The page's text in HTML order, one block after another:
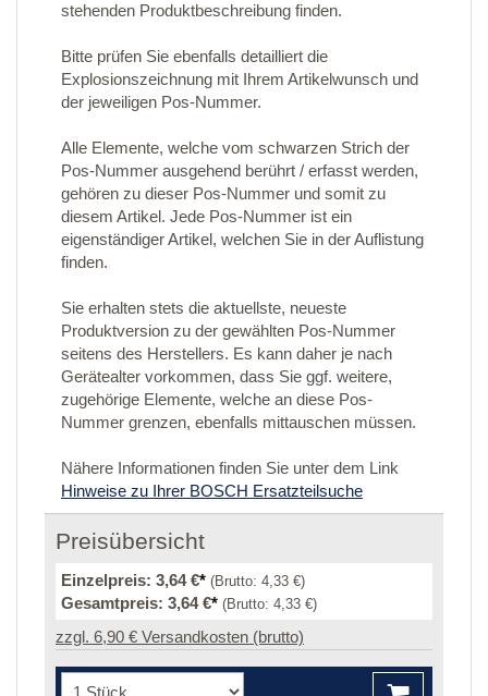
stehenden Produktbeschreibung finden.
Bitte prüfen Sie ebenfalls detailliert die
Explosionszeichnung mit Ihrem Artikelwunsch und
der jeweiligen Pos-Nummer.
Alle Elemente, welche vom schwarzen Strich der
Pos-Nummer ausgehend berührt / erfasst werden,
gehören zu dieser Pos-Nummer und somit zu
diesem Artikel. Jede Pos-Nummer ist ein
eigenständiger Artikel, welchen Sie in der Auflistung
finden.
Sie erhalten stets die aktuellste, neueste
Produktversion zu der gewählten Pos-Nummer
seitens des Herstellers. Es kann daher je nach
Gerätealter vorkommen, dass Sie ggf. weitere,
zugehörige Elemente, welche an diese Pos-
Nummer grenzen, ebenfalls mittauschen müssen.
Nähere Informationen finden Sie unter dem Link
Hinweise zu Ihrer BOSCH Ersatzteilsuche
Preisübersicht
Einzelpreis: 3,64 €* (Brutto: 4,33 €)
Gesamtpreis: 3,64 €* (Brutto: 4,33 €)
zzgl. 6,90 € Versandkosten (brutto)